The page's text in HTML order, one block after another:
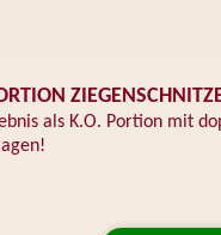
als K.O. Portion mit